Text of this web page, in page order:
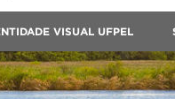
VISUAL UFPEL